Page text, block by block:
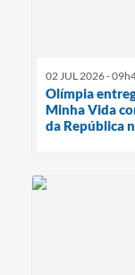
02 JUL 2026 -
Olímpia
Minha Vida
da República